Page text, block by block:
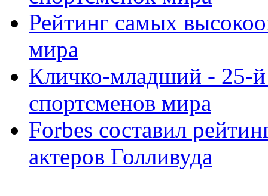
Рейтинг самых
мира
Кличко-младший - 25-й
спортсменов мира
Forbes составил
актеров Голливуда